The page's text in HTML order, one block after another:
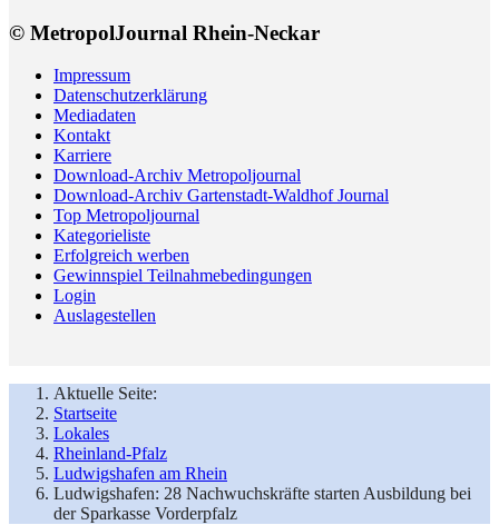
© MetropolJournal Rhein-Neckar
Impressum
Datenschutzerklärung
Mediadaten
Kontakt
Karriere
Download-Archiv Metropoljournal
Download-Archiv Gartenstadt-Waldhof Journal
Top Metropoljournal
Kategorieliste
Erfolgreich werben
Gewinnspiel Teilnahmebedingungen
Login
Auslagestellen
Aktuelle Seite:
Startseite
Lokales
Rheinland-Pfalz
Ludwigshafen am Rhein
Ludwigshafen: 28 Nachwuchskräfte starten Ausbildung bei
der Sparkasse Vorderpfalz